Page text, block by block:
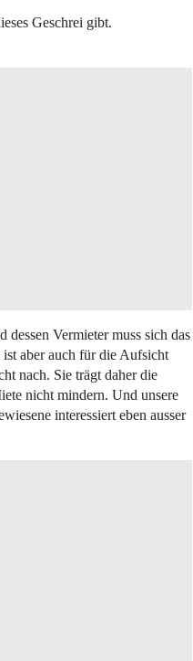
Geschrei gibt.
Vermieter muss sich das
aber auch für die Aufsicht
nach. Sie trägt daher die
nicht mindern. Und unsere
interessiert eben ausser